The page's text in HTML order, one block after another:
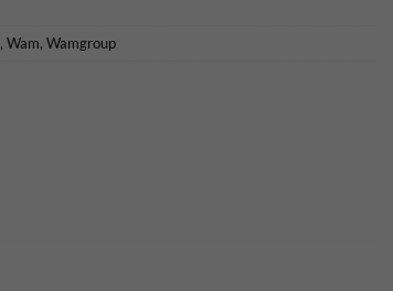
, Wam, Wamgroup